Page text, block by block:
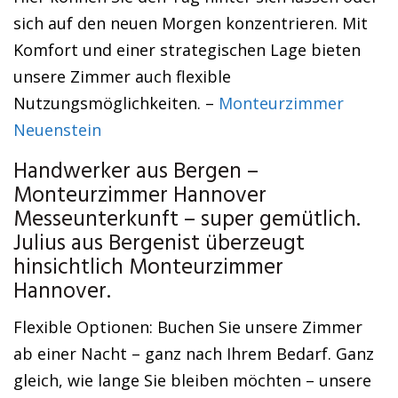
sich auf den neuen Morgen konzentrieren. Mit
Komfort und einer strategischen Lage bieten
unsere Zimmer auch flexible
Nutzungsmöglichkeiten. – Monteurzimmer
Neuenstein
Handwerker aus Bergen –
Monteurzimmer Hannover
Messeunterkunft – super gemütlich.
Julius aus Bergenist überzeugt
hinsichtlich Monteurzimmer
Hannover.
Flexible Optionen: Buchen Sie unsere Zimmer
ab einer Nacht – ganz nach Ihrem Bedarf. Ganz
gleich, wie lange Sie bleiben möchten – unsere